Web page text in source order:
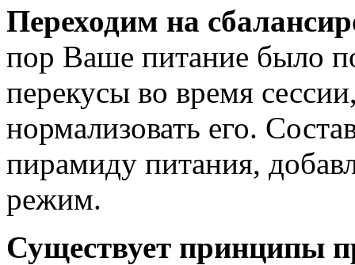
Переходим на
пор Ваше питание было
перекусы во время
нормализовать его.
пирамиду питания,
режим.
Существует принципы